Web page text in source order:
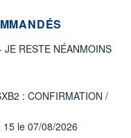
RESTE NÉANMOINS
: CONFIRMATION /
le 07/08/2026